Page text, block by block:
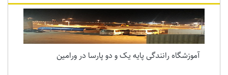
آموزشگاه رانندگی پایه یک و دو پارسا در ورامین